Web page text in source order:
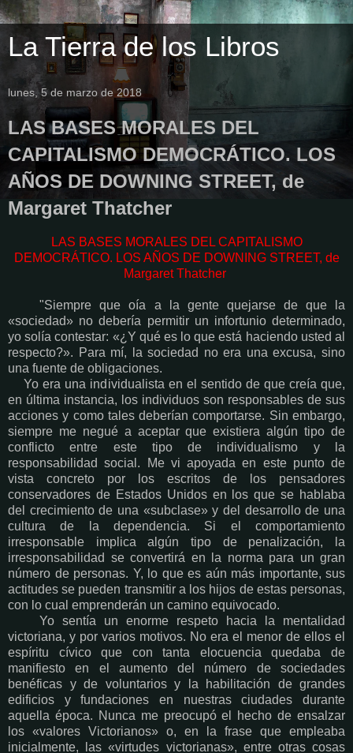
La Tierra de los Libros
lunes, 5 de marzo de 2018
LAS BASES MORALES DEL
CAPITALISMO DEMOCRÁTICO. LOS
AÑOS DE DOWNING STREET, de
Margaret Thatcher
LAS BASES MORALES DEL CAPITALISMO
DEMOCRÁTICO. LOS AÑOS DE DOWNING STREET, de
Margaret Thatcher
"Siempre que oía a la gente quejarse de que la
«sociedad» no debería permitir un infortunio determinado,
yo solía contestar: «¿Y qué es lo que está haciendo usted al
respecto?». Para mí, la sociedad no era una excusa, sino
una fuente de obligaciones.
Yo era una individualista en el sentido de que creía que,
en última instancia, los individuos son responsables de sus
acciones y como tales deberían comportarse. Sin embargo,
siempre me negué a aceptar que existiera algún tipo de
conflicto entre este tipo de individualismo y la
responsabilidad social. Me vi apoyada en este punto de
vista concreto por los escritos de los pensadores
conservadores de Estados Unidos en los que se hablaba
del crecimiento de una «subclase» y del desarrollo de una
cultura de la dependencia. Si el comportamiento
irresponsable implica algún tipo de penalización, la
irresponsabilidad se convertirá en la norma para un gran
número de personas. Y, lo que es aún más importante, sus
actitudes se pueden transmitir a los hijos de estas personas,
con lo cual emprenderán un camino equivocado.
Yo sentía un enorme respeto hacia la mentalidad
victoriana, y por varios motivos. No era el menor de ellos el
espíritu cívico que con tanta elocuencia quedaba de
manifiesto en el aumento del número de sociedades
benéficas y de voluntarios y la habilitación de grandes
edificios y fundaciones en nuestras ciudades durante
aquella época. Nunca me preocupó el hecho de ensalzar
los «valores Victorianos» o, en la frase que empleaba
inicialmente, las «virtudes victorianas», entre otras cosas